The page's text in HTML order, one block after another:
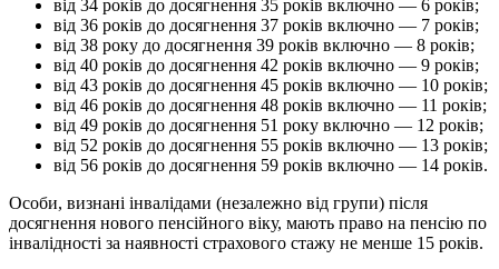
від 34 років до досягнення 35 років включно — 6 років;
від 36 років до досягнення 37 років включно — 7 років;
від 38 року до досягнення 39 років включно — 8 років;
від 40 років до досягнення 42 років включно — 9 років;
від 43 років до досягнення 45 років включно — 10 років;
від 46 років до досягнення 48 років включно — 11 років;
від 49 років до досягнення 51 року включно — 12 років;
від 52 років до досягнення 55 років включно — 13 років;
від 56 років до досягнення 59 років включно — 14 років.
Особи, визнані інвалідами (незалежно від групи) після
досягнення нового пенсійного віку, мають право на пенсію по
інвалідності за наявності страхового стажу не менше 15 років.